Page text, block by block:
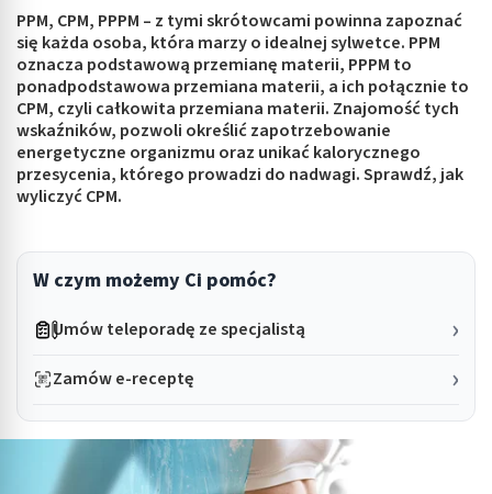
PPM, CPM, PPPM – z tymi skrótowcami powinna zapoznać
się każda osoba, która marzy o idealnej sylwetce. PPM
oznacza podstawową przemianę materii, PPPM to
ponadpodstawowa przemiana materii, a ich połącznie to
CPM, czyli całkowita przemiana materii. Znajomość tych
wskaźników, pozwoli określić zapotrzebowanie
energetyczne organizmu oraz unikać kalorycznego
przesycenia, którego prowadzi do nadwagi. Sprawdź, jak
wyliczyć CPM.
W czym możemy Ci pomóc?
Umów teleporadę ze specjalistą
Zamów e-receptę